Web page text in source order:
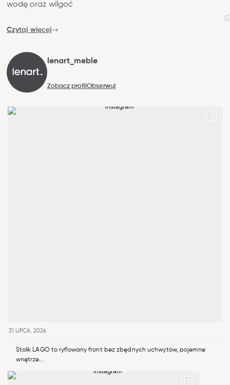
wodę oraz wilgoć
Czytaj więcej
lenart_meble
Zobacz profil Obserwuj
31 LIPCA, 2026
Stolik LAGO to ryflowany front bez zbędnych uchwytów, pojemne
wnętrze...